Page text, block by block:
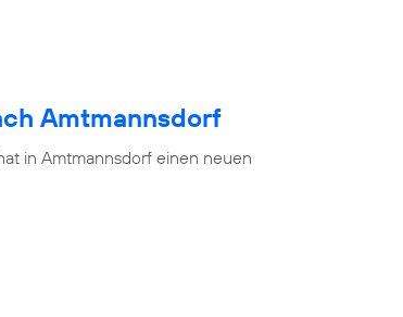
Amtmannsdorf
in Amtmannsdorf einen neuen